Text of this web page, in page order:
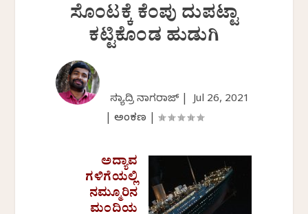
ಸೊಂಟಕ್ಕೆ ಕೆಂಪು ದುಪಟ್ಟಾ
ಕಟ್ಟಿಕೊಂಡ ಹುಡುಗಿ
ಸಹ್ಯಾದ್ರಿ ನಾಗರಾಜ್ |Jul 26, 2021
ಅಂಕಣ
ಅದ್ಯಾವ
ಗಳಿಗೆಯಲ್ಲಿ
ನಮ್ಮೂರಿನ